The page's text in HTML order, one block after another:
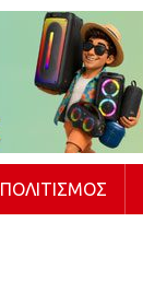
ΠΟΛΙΤΙΣΜΌΣ